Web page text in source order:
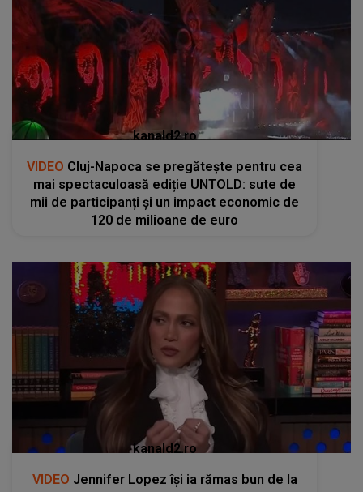
kanald2.ro
VIDEO Cluj-Napoca se pregătește pentru cea
mai spectaculoasă ediție UNTOLD: sute de
mii de participanți și un impact economic de
120 de milioane de euro
kanald2.ro
VIDEO Jennifer Lopez își ia rămas bun de la